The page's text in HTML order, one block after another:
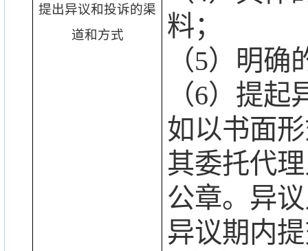
提出异议和投诉的渠
道和方式
料；
（5）明确
（6）提起
如以书面
其委托代
公章。异
异议期内